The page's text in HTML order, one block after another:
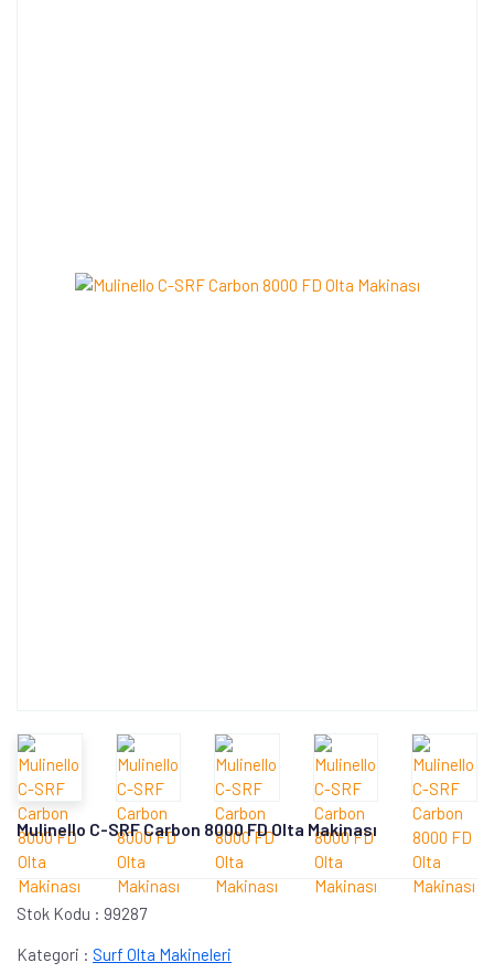
Mulinello C-SRF Carbon 8000 FD Olta Makinası
Stok Kodu : 99287
Kategori : Surf Olta Makineleri